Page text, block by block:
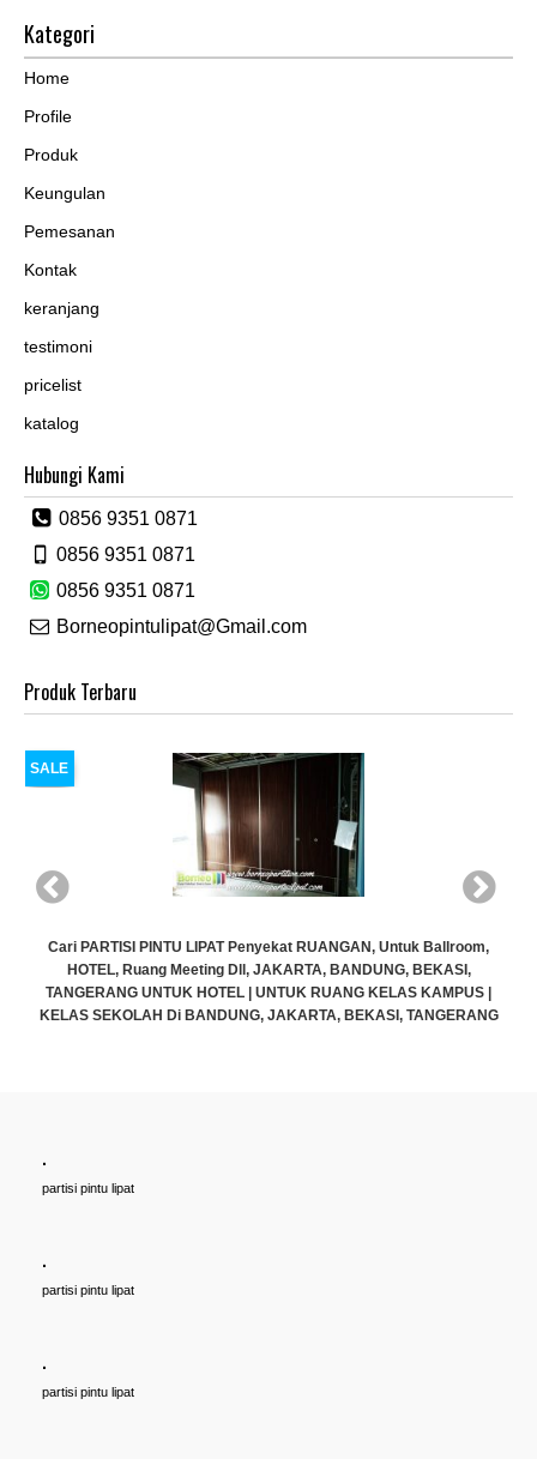
Kategori
Home
Profile
Produk
Keungulan
Pemesanan
Kontak
keranjang
testimoni
pricelist
katalog
Hubungi Kami
0856 9351 0871
0856 9351 0871
0856 9351 0871
Borneopintulipat@Gmail.com
Produk Terbaru
Untuk Ballroom,
BEKASI,
KAMPUS |
TANGERANG
SALE
Cari PARTISI PINTU LIPAT Penyekat RUANGAN,
HOTEL, Ruang Meeting Dll, JAKARTA,
TANGERANG UNTUK HOTEL | UNTUK RUANG
KELAS SEKOLAH Di BANDUNG, JAKARTA,
.
partisi pintu lipat
.
partisi pintu lipat
.
partisi pintu lipat